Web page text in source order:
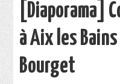
PROJET
SEXY
IT-PORN
[Diaporama]
à Aix les
Bourget